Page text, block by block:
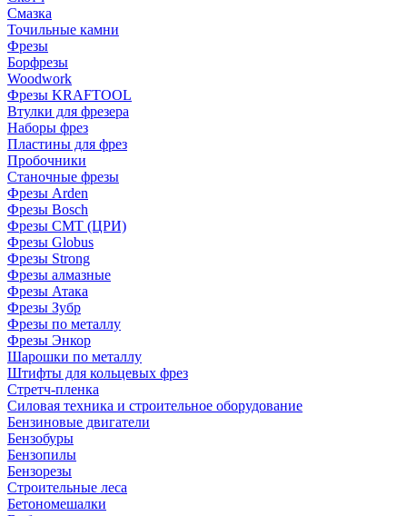
Смазка
Точильные камни
Фрезы
Борфрезы
Woodwork
Фрезы KRAFTOOL
Втулки для фрезера
Наборы фрез
Пластины для фрез
Пробочники
Станочные фрезы
Фрезы Arden
Фрезы Bosch
Фрезы CMT (ЦРИ)
Фрезы Globus
Фрезы Strong
Фрезы алмазные
Фрезы Атака
Фрезы Зубр
Фрезы по металлу
Фрезы Энкор
Шарошки по металлу
Штифты для кольцевых фрез
Стретч-пленка
Силовая техника и строительное оборудование
Бензиновые двигатели
Бензобуры
Бензопилы
Бензорезы
Строительные леса
Бетономешалки